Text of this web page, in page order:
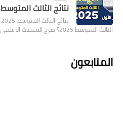
نتائج الثالث المتوسط 2025 الدور الأول
الثالث المتوسط 2025؟ صرح المتحدث الرسمي باسم وزارة الت…
المتابعون